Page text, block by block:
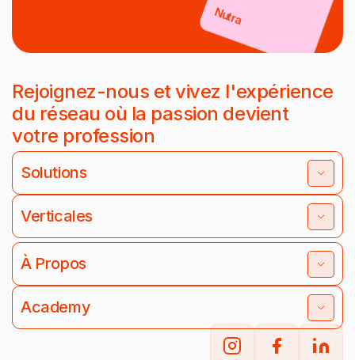
Nutra
Rejoignez-nous et vivez l'expérience
du réseau où la passion devient
votre profession
Solutions
Verticales
À Propos
Academy